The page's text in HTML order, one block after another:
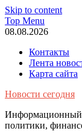
Skip to content
Top Menu
08.08.2026
Контакты
Лента
Карта сайта
Новости сегодня
Информационный
политики,